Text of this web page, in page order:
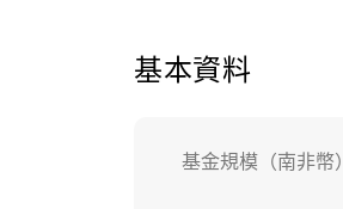
基本資料
基金規模（南非幣）